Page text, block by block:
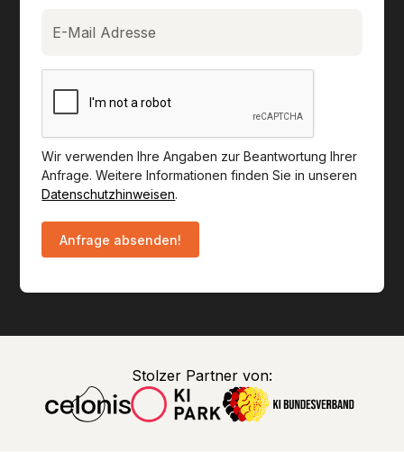
Wir verwenden Ihre Angaben zur Beantwortung Ihrer
Anfrage. Weitere Informationen finden Sie in unseren
Datenschutzhinweisen.
Stolzer Partner von: